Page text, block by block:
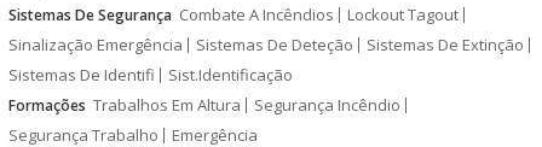
Sistemas De Segurança Combate A Incêndios
Lockout Tagout
Sinalização Emergência
Sistemas De Deteção
Sistemas De Extinção
Sistemas De Identifi
Sist.Identificação
Formações Trabalhos Em Altura
Segurança Incêndio
Segurança Trabalho
Emergência